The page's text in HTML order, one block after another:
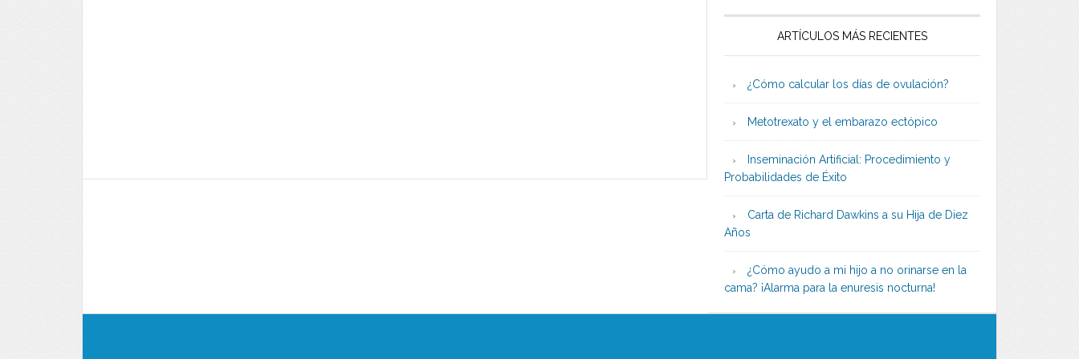
ARTÍCULOS MÁS RECIENTES
¿Cómo calcular los días de ovulación?
Metotrexato y el embarazo ectópico
Inseminación Artificial: Procedimiento y
Probabilidades de Éxito
Carta de Richard Dawkins a su Hija de Diez
Años
¿Cómo ayudo a mi hijo a no orinarse en la
cama? ¡Alarma para la enuresis nocturna!